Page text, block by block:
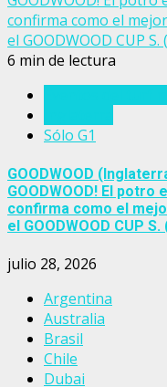
confirma como el
el GOODWOOD CUP S.
6 min de lectura
Sólo G1
GOODWOOD
GOODWOOD! El potro
confirma como el
el GOODWOOD CUP S.
julio 28, 2026
Argentina
Australia
Brasil
Chile
Dubai